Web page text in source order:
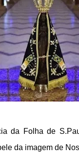
da Folha de
da imagem de